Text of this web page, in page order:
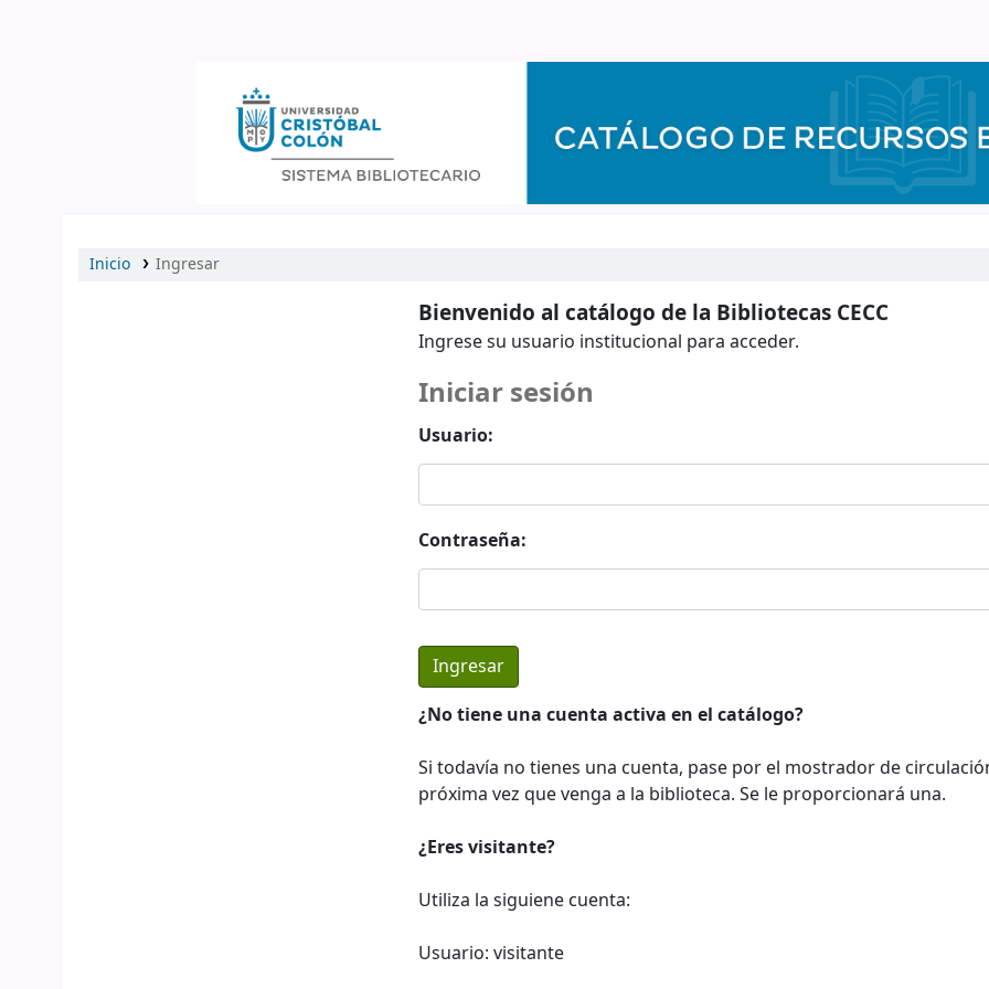
Inicio Ingresar
Bienvenido al catálogo de la Bibliotecas CECC
Ingrese su usuario institucional para acceder.
Iniciar sesión
Usuario:
Contraseña:
¿No tiene una cuenta activa en el catálogo?
Si todavía no tienes una cuenta, pase por el mostrador de
próxima vez que venga a la biblioteca. Se le proporcionará una.
¿Eres visitante?
Utiliza la siguiene cuenta:
Usuario: visitante